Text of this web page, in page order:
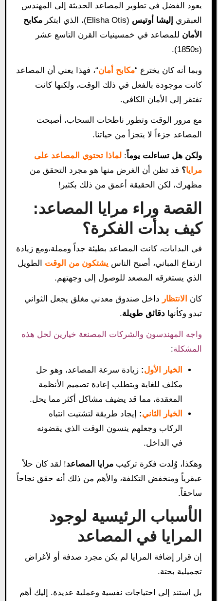
يعود الفضل في تطوير المصاعد الحديثة إلى المهندس
العبقري إليشا أوتيس (Elisha Otis)، الذي ابتكر
مكابح
الأمان للمصاعد في خمسينيات القرن التاسع عشر
(1850s).
وبما أنه كان يخترع “مكابح أمان“، فهذا يعني أن المصاعد
كانت موجودة بالفعل في ذلك الوقت، ولكنها كانت
تفتقر إلى الأمان الكافي.
مع مرور الوقت وتطور ناطحات السحاب، أصبحت
المصاعد جزءاً لا يتجزأ من حياتنا.
ولكن هل تساءلت يوماً: لماذا تحتوي المصاعد على
مرايا؟ قد تظن أن الغرض منها هو مجرد التحقق من
مظهرك، لكن الحقيقة أعمق من ذلك بكثير!
القصة وراء مرايا المصاعد:
كيف بدأت الفكرة؟
في البدايات، كانت المصاعد بطيئة جداً ومملة،ومع زيادة
ارتفاع المباني، أصبح الناس يشتكون من الوقت الطويل
الذي يستغرقه المصعد للوصول إلى وجهتهم.
كان الانتظار داخل صندوق معدني مغلق يجعل الثواني
تبدو وكأنها دقائق طويلة.
واجه المهندسون والشركات المصنعة خيارين لحل هذه
المشكلة:
الخيار الأول: زيادة سرعة المصاعد، وهو حل
مكلف للغاية ويتطلب إعادة تصميم الأنظمة
المعقدة، مما قد يضيف مشاكل أكثر مما يحل.
الخيار الثاني: إيجاد طريقة لتشتيت انتباه
الركاب وجعلهم ينسون الوقت الذي يقضونه
في الداخل.
وهكذا، وُلدت فكرة تركيب مرايا المصاعد! لقد كان حلاً
عبقرياً ومنخفض التكلفة، والأهم من ذلك أنه حقق نجاحاً
ساحقاً.
الأسباب الرئيسية لوجود
المرايا في المصاعد
إن قرار إضافة المرايا لم يكن مجرد صدفة أو لأغراض
تجميلية بحتة.
بل استند إلى احتياجات نفسية وعملية عديدة. إليك أهم